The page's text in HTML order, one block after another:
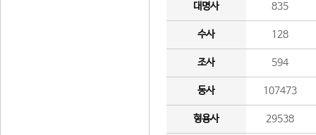
대명사 835
수사 128
조사 594
동사 107473
형용사 29538